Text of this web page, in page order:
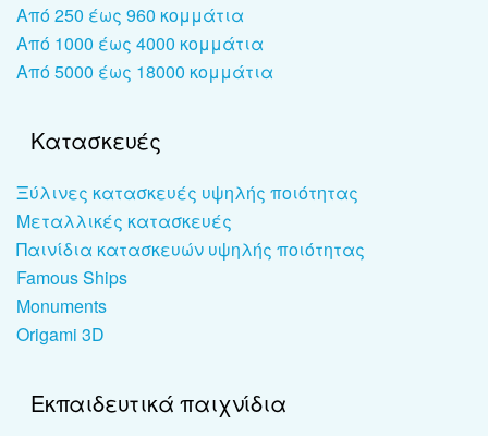
Από 250 έως 960 κομμάτια
Από 1000 έως 4000 κομμάτια
Από 5000 έως 18000 κομμάτια
Κατασκευές
Ξύλινες κατασκευές υψηλής ποιότητας
Μεταλλικές κατασκευές
Παινίδια κατασκευών υψηλής ποιότητας
Famous Ships
Monuments
Origami 3D
Εκπαιδευτικά παιχνίδια